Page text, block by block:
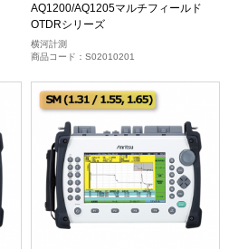
AQ1200/AQ1205マルチフィールド
OTDRシリーズ
横河計測
商品コード：S02010201